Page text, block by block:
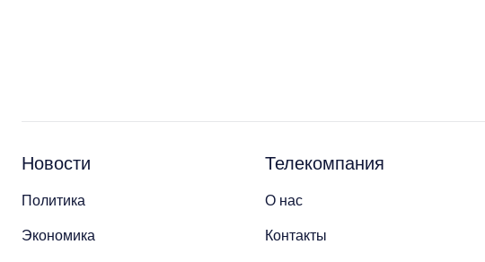
Новости
Политика
Экономика
Телекомпания
О нас
Контакты